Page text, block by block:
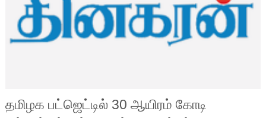
தமிழக பட்ஜெட்டில் 30 ஆயிரம் கோடி